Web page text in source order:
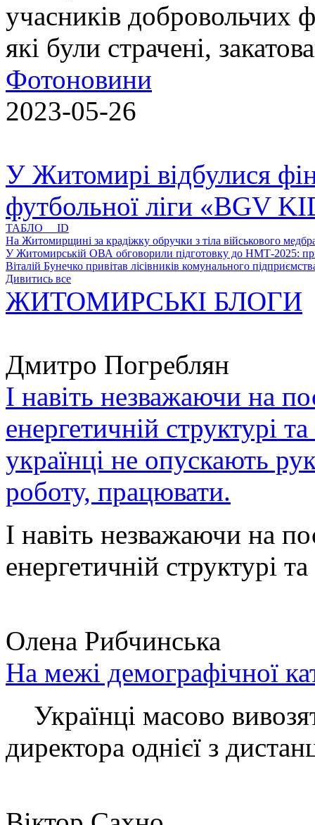
учасників добровольчих
які були страчені,
Фотоновини
2023-05-26
У Житомирі відбулися
футбольної ліги «BGV
ТАБЛО ID
На Житомирщині за крадіжку обручки з тіла військового
У Житомирській ОВА обговорили підготовку до НМТ-2025:
Віталій Бунечко привітав лісівників комунального
Дивитись все
ЖИТОМИРСЬКІ БЛОГИ
Дмитро Погреблян
І навіть незважаючи на
енергетичній структурі
українці не опускають
роботу, працювати.
І навіть незважаючи на
енергетичній структурі
Олена Рибчинська
На межі демографічної
Українці масово
директора однієї з